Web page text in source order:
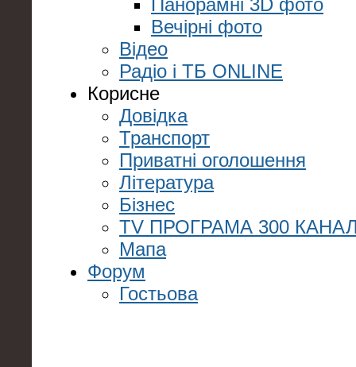
Панорамні 3D фото
Вечірні фото
Відео
Радіо і ТБ ONLINE
Корисне
Довідка
Транспорт
Приватні оголошення
Література
Бізнес
TV ПРОГРАМА 300
Мапа
Форум
Гостьова